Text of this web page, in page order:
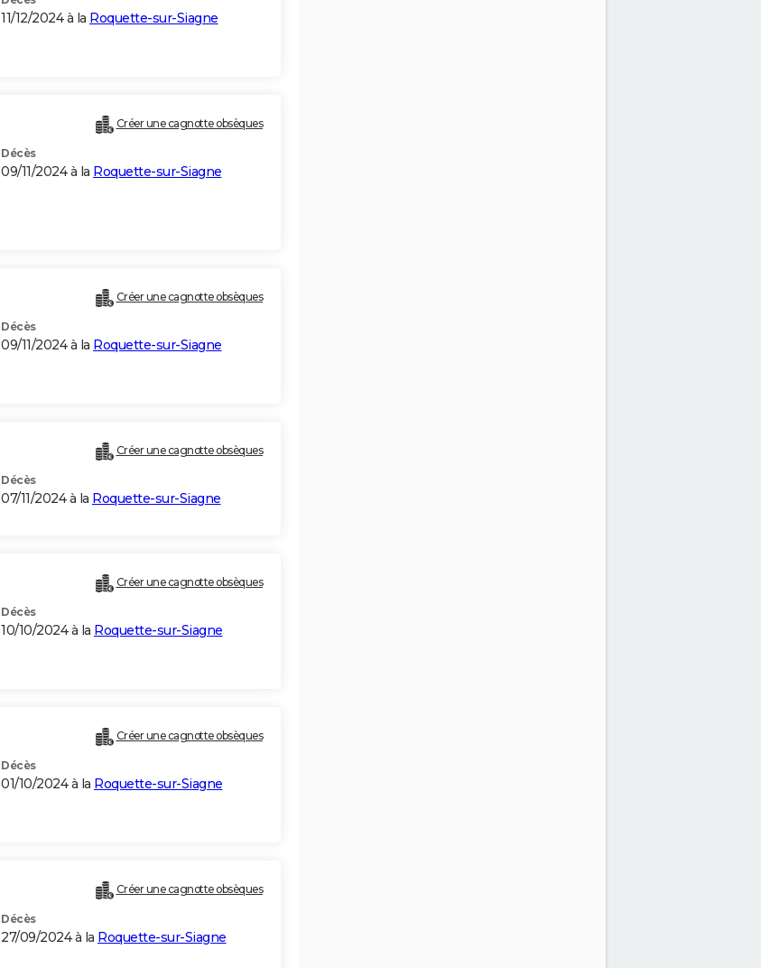
11/12/2024 à la Roquette-sur-Siagne
Créer une cagnotte obsèques
Décès
09/11/2024 à la Roquette-sur-Siagne
Créer une cagnotte obsèques
Décès
09/11/2024 à la Roquette-sur-Siagne
Créer une cagnotte obsèques
Décès
07/11/2024 à la Roquette-sur-Siagne
Créer une cagnotte obsèques
Décès
10/10/2024 à la Roquette-sur-Siagne
Créer une cagnotte obsèques
Décès
01/10/2024 à la Roquette-sur-Siagne
Créer une cagnotte obsèques
Décès
27/09/2024 à la Roquette-sur-Siagne